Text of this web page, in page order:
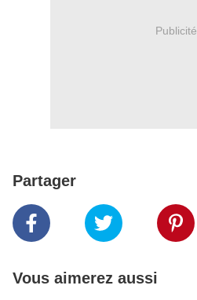
Publicité
Partager
Vous aimerez aussi